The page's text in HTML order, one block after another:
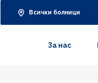
Всички болници
За нас